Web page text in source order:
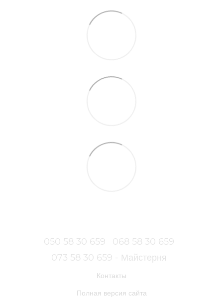
050 58 30 659
068 58 30 659
073 58 30 659 - Майстерня
Контакты
Полная версия сайта